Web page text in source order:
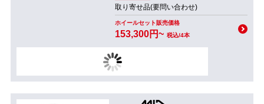
取り寄せ品(要問い合わせ)
ホイールセット販売価格
153,300円~ 税込/4本